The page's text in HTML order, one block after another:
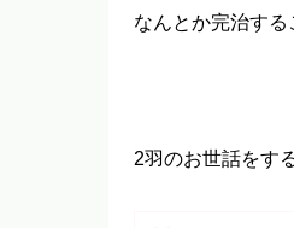
なんとか完治する
2羽のお世話をす